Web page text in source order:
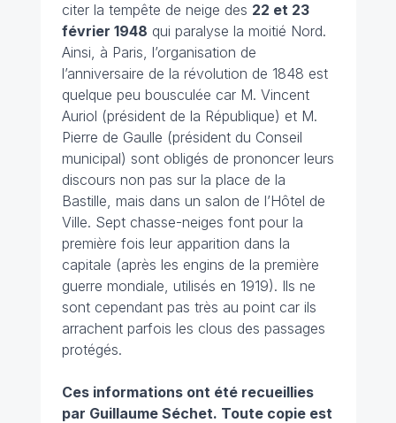
citer la tempête de neige des 22 et 23
février 1948 qui paralyse la moitié Nord.
Ainsi, à Paris, l’organisation de
l’anniversaire de la révolution de 1848 est
quelque peu bousculée car M. Vincent
Auriol (président de la République) et M.
Pierre de Gaulle (président du Conseil
municipal) sont obligés de prononcer leurs
discours non pas sur la place de la
Bastille, mais dans un salon de l’Hôtel de
Ville. Sept chasse-neiges font pour la
première fois leur apparition dans la
capitale (après les engins de la première
guerre mondiale, utilisés en 1919). Ils ne
sont cependant pas très au point car ils
arrachent parfois les clous des passages
protégés.
Ces informations ont été recueillies
par Guillaume Séchet. Toute copie est